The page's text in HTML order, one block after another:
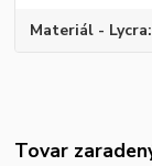
Materiál - Lycra
Tovar